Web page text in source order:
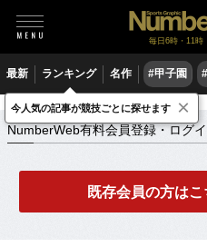
毎日6時・11時
最新 ランキング 名作 #甲子園
NumberWeb有料会員登録・ログイン
NumberWeb有料会員登録・ログ
既存会員の方は
今人気の記事が競技ごとに探せます ×